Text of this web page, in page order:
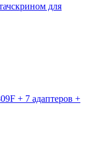
для
+ 7 адаптеров +